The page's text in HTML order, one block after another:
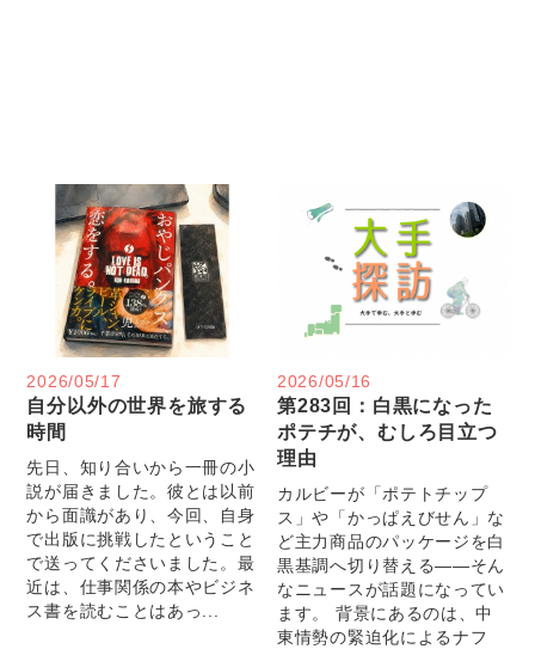
2026/05/17
自分以外の世界を旅する
時間
先日、知り合いから一冊の小
説が届きました。彼とは以前
から面識があり、今回、自身
で出版に挑戦したということ
で送ってくださいました。最
近は、仕事関係の本やビジネ
ス書を読むことはあっ...
2026/05/16
第283回：白黒になった
ポテチが、むしろ目立つ
理由
カルビーが「ポテトチップ
ス」や「かっぱえびせん」な
ど主力商品のパッケージを白
黒基調へ切り替える――そん
なニュースが話題になってい
ます。 背景にあるのは、中
東情勢の緊迫化によるナフ